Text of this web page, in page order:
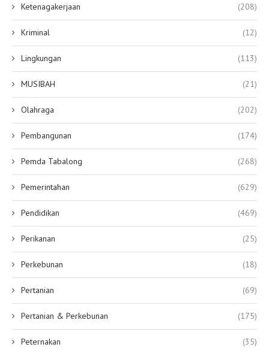
Ketenagakerjaan (208)
Kriminal (12)
Lingkungan (113)
MUSIBAH (21)
Olahraga (202)
Pembangunan (174)
Pemda Tabalong (268)
Pemerintahan (629)
Pendidikan (469)
Perikanan (25)
Perkebunan (18)
Pertanian (69)
Pertanian & Perkebunan (175)
Peternakan (35)